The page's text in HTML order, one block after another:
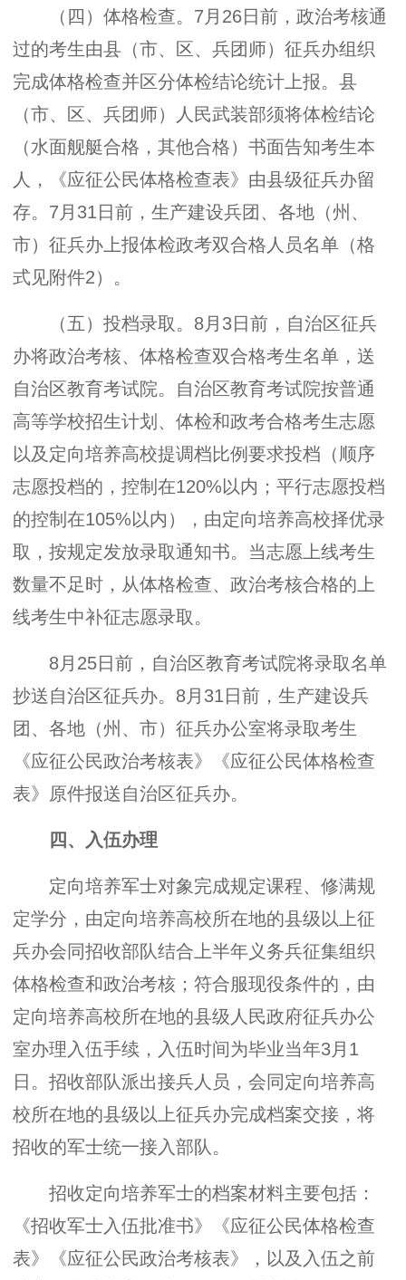
（四）体格检查。7月26日前，政治考核通
过的考生由县（市、区、兵团师）征兵办组织
完成体格检查并区分体检结论统计上报。县
（市、区、兵团师）人民武装部须将体检结论
（水面舰艇合格，其他合格）书面告知考生本
人，《应征公民体格检查表》由县级征兵办留
存。7月31日前，生产建设兵团、各地（州、
市）征兵办上报体检政考双合格人员名单（格
式见附件2）。
（五）投档录取。8月3日前，自治区征兵
办将政治考核、体格检查双合格考生名单，送
自治区教育考试院。自治区教育考试院按普通
高等学校招生计划、体检和政考合格考生志愿
以及定向培养高校提调档比例要求投档（顺序
志愿投档的，控制在120%以内；平行志愿投档
的控制在105%以内），由定向培养高校择优录
取，按规定发放录取通知书。当志愿上线考生
数量不足时，从体格检查、政治考核合格的上
线考生中补征志愿录取。
8月25日前，自治区教育考试院将录取名单
抄送自治区征兵办。8月31日前，生产建设兵
团、各地（州、市）征兵办公室将录取考生
《应征公民政治考核表》《应征公民体格检查
表》原件报送自治区征兵办。
四、入伍办理
定向培养军士对象完成规定课程、修满规
定学分，由定向培养高校所在地的县级以上征
兵办会同招收部队结合上半年义务兵征集组织
体格检查和政治考核；符合服现役条件的，由
定向培养高校所在地的县级人民政府征兵办公
室办理入伍手续，入伍时间为毕业当年3月1
日。招收部队派出接兵人员，会同定向培养高
校所在地的县级以上征兵办完成档案交接，将
招收的军士统一接入部队。
招收定向培养军士的档案材料主要包括：
《招收军士入伍批准书》《应征公民体格检查
表》《应征公民政治考核表》，以及入伍之前